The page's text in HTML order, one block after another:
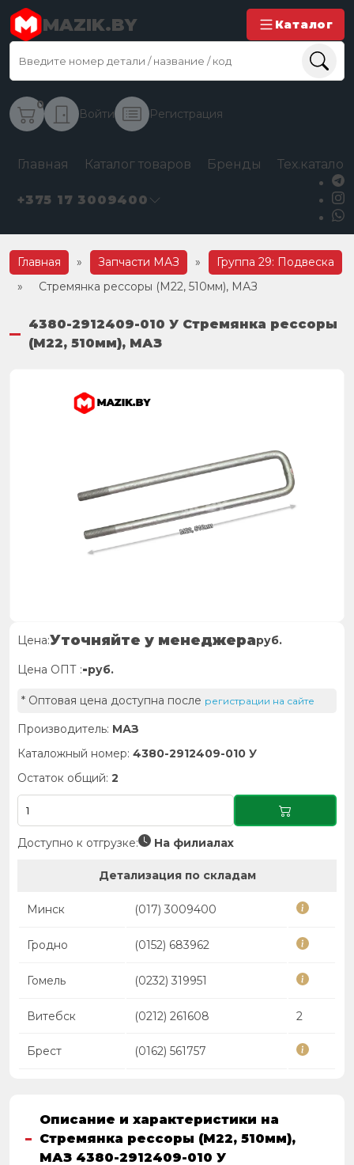
MAZIK.BY Каталог
0
Войти Регистрация
Главная Каталог товаров Бренды
+375 17 3009400
Главная » Запчасти МАЗ »
Группа 29: Подвеска
»
Стремянка рессоры (М22, 510мм), МАЗ
4380-2912409-010 У Стремянка рессоры
(М22, 510мм), МАЗ
Цена:Уточняйте у менеджераруб.
Цена ОПТ :-руб.
* Оптовая цена доступна после регистрации на сайте
Производитель: МАЗ
Каталожный номер: 4380-2912409-010 У
Остаток общий: 2
Доступно к отгрузке: На филиалах
Детализация по складам
Минск (017) 3009400
Гродно (0152) 683962
Гомель (0232) 319951
Витебск (0212) 261608 2
Брест (0162) 561757
Описание и характеристики на
Стремянка рессоры (М22, 510мм),
МАЗ 4380-2912409-010 У